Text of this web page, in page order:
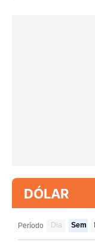
DÓLAR
Período Dia Sem